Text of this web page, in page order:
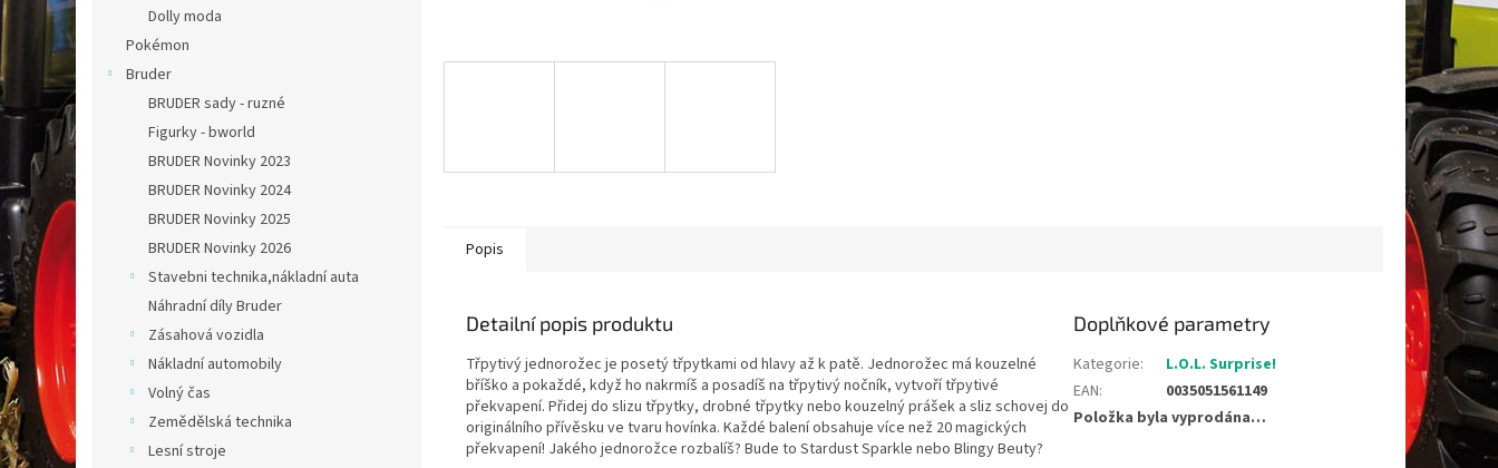
Dolly moda
Pokémon
Bruder
BRUDER sady - ruzné
Figurky - bworld
BRUDER Novinky 2023
BRUDER Novinky 2024
BRUDER Novinky 2025
BRUDER Novinky 2026
Stavebni technika,nákladní auta
Náhradní díly Bruder
Zásahová vozidla
Nákladní automobily
Volný čas
Zemědělská technika
Lesní stroje
Popis
Detailní popis produktu
Třpytivý jednorožec je posetý třpytkami od hlavy až k patě. Jednorožec má kouzelné
bříško a pokaždé, když ho nakrmíš a posadíš na třpytivý nočník, vytvoří třpytivé
překvapení. Přidej do slizu třpytky, drobné třpytky nebo kouzelný prášek a sliz schovej do
originálního přívěsku ve tvaru hovínka. Každé balení obsahuje více než 20 magických
překvapení! Jakého jednorožce rozbalíš? Bude to Stardust Sparkle nebo Blingy Beuty?
Doplňkové parametry
Kategorie:
L.O.L. Surprise!
EAN:
0035051561149
Položka byla vyprodána…